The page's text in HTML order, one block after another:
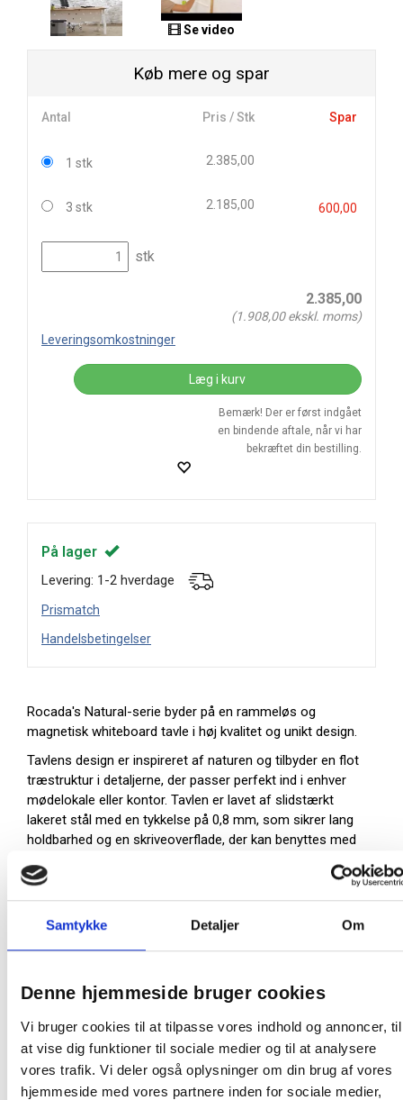
Samtykke Detaljer Om
Denne hjemmeside bruger cookies
Vi bruger cookies til at tilpasse vores indhold og annoncer, til
at vise dig funktioner til sociale medier og til at analysere
vores trafik. Vi deler også oplysninger om din brug af vores
hjemmeside med vores partnere inden for sociale medier,
Se video
Køb mere og spar
Antal Pris / Stk Spar
1 stk 2.385,00
3 stk 2.185,00 600,00
stk
2.385,00
(1.908,00ekskl. moms)
Leveringsomkostninger
Læg i kurv
Bemærk! Der er først indgået
en bindende aftale, når vi har
bekræftet din bestilling.
På lager
Levering: 1-2 hverdage
Prismatch
Handelsbetingelser
Rocada's Natural-serie byder på en rammeløs og
magnetisk whiteboard tavle i høj kvalitet og unikt design.
Tavlens design er inspireret af naturen og tilbyder en flot
træstruktur i detaljerne, der passer perfekt ind i enhver
mødelokale eller kontor. Tavlen er lavet af slidstærkt
lakeret stål med en tykkelse på 0,8 mm, som sikrer lang
holdbarhed og en skriveoverflade, der kan benyttes med
Whiteboardtavlen er nem at tørre af med en tavlesvamp
medfølgende, patenterede magnet system.
Tavlen kan placeres enten lodret eller vandret, og med
nemt at sikre præcis placering. Tilbehør kan opbevares i
Tavlen kan placeres både lodret eller vandret på
væggen
Emballagen har påtrykt montageskabelon til